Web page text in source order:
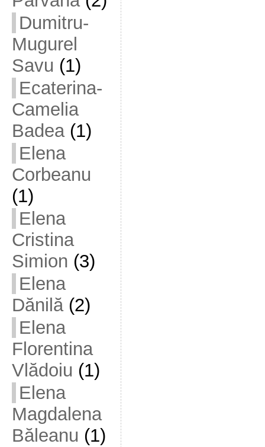
Dumitru-
Mugurel
Savu (1)
Ecaterina-
Camelia
Badea(1)
Elena
Corbeanu
(1)
Elena
Cristina
Simion (3)
Elena
Dănilă(2)
Elena
Florentina
Vlădoiu (1)
Elena
Magdalena
Băleanu (1)